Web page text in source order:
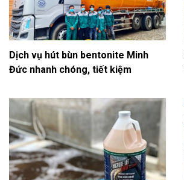
Dịch vụ hút bùn bentonite Minh
Đức nhanh chóng, tiết kiệm